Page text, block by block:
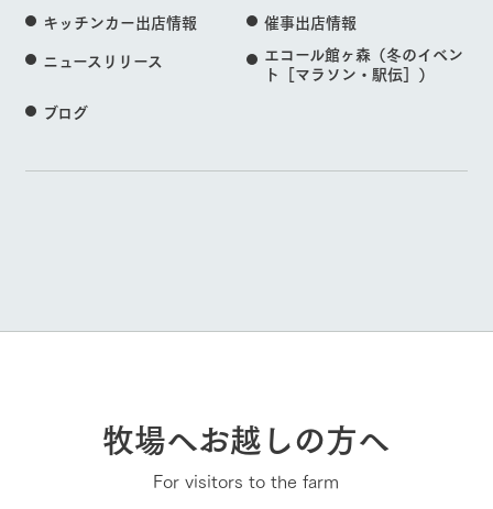
キッチンカー出店情報
催事出店情報
ニュースリリース
エコール館ヶ森（冬のイベン
ト［マラソン・駅伝］）
ブログ
牧場へお越しの方へ
For visitors to the farm